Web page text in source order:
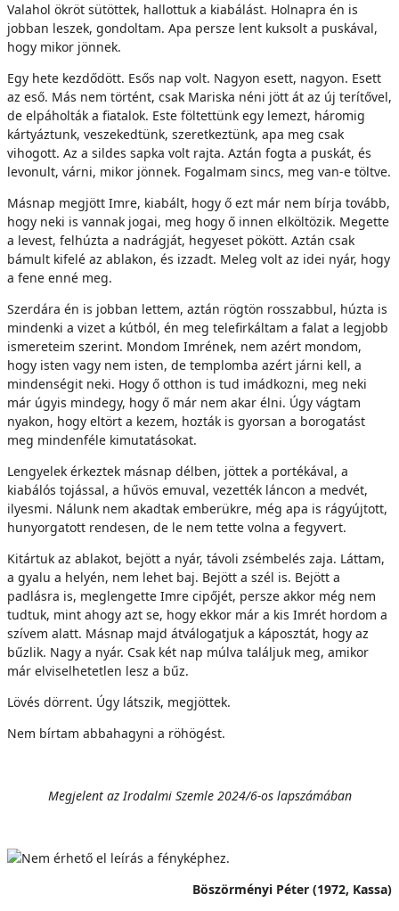
Valahol ökröt sütöttek, hallottuk a kiabálást. Holnapra én is
jobban leszek, gondoltam. Apa persze lent kuksolt a puskával,
hogy mikor jönnek.
Egy hete kezdődött. Esős nap volt. Nagyon esett, nagyon. Esett
az eső. Más nem történt, csak Mariska néni jött át az új terítővel,
de elpáholták a fiatalok. Este föltettünk egy lemezt, háromig
kártyáztunk, veszekedtünk, szeretkeztünk, apa meg csak
vihogott. Az a sildes sapka volt rajta. Aztán fogta a puskát, és
levonult, várni, mikor jönnek. Fogalmam sincs, meg van-e töltve.
Másnap megjött Imre, kiabált, hogy ő ezt már nem bírja tovább,
hogy neki is vannak jogai, meg hogy ő innen elköltözik. Megette
a levest, felhúzta a nadrágját, hegyeset pökött. Aztán csak
bámult kifelé az ablakon, és izzadt. Meleg volt az idei nyár, hogy
a fene enné meg.
Szerdára én is jobban lettem, aztán rögtön rosszabbul, húzta is
mindenki a vizet a kútból, én meg telefirkáltam a falat a legjobb
ismereteim szerint. Mondom Imrének, nem azért mondom,
hogy isten vagy nem isten, de templomba azért járni kell, a
mindenségit neki. Hogy ő otthon is tud imádkozni, meg neki
már úgyis mindegy, hogy ő már nem akar élni. Úgy vágtam
nyakon, hogy eltört a kezem, hozták is gyorsan a borogatást
meg mindenféle kimutatásokat.
Lengyelek érkeztek másnap délben, jöttek a portékával, a
kiabálós tojással, a hűvös emuval, vezették láncon a medvét,
ilyesmi. Nálunk nem akadtak emberükre, még apa is rágyújtott,
hunyorgatott rendesen, de le nem tette volna a fegyvert.
Kitártuk az ablakot, bejött a nyár, távoli zsémbelés zaja. Láttam,
a gyalu a helyén, nem lehet baj. Bejött a szél is. Bejött a
padlásra is, meglengette Imre cipőjét, persze akkor még nem
tudtuk, mint ahogy azt se, hogy ekkor már a kis Imrét hordom a
szívem alatt. Másnap majd átválogatjuk a káposztát, hogy az
bűzlik. Nagy a nyár. Csak két nap múlva találjuk meg, amikor
már elviselhetetlen lesz a bűz.
Lövés dörrent. Úgy látszik, megjöttek.
Nem bírtam abbahagyni a röhögést.
Megjelent az Irodalmi Szemle 2024/6-os lapszámában
Böszörményi Péter (1972, Kassa)